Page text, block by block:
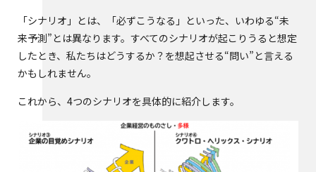
「シナリオ」とは、「必ずこうなる」といった、いわゆる“未
来予測”とは異なります。すべてのシナリオが起こりうると想定
したとき、私たちはどうするか？を想起させる“問い”と言える
かもしれません。
これから、4つのシナリオを具体的に紹介します。